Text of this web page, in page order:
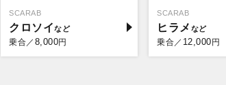
SCARAB
クロソイ
乗合／ 8,000円
SCARAB
ヒラメ
乗合／ 12,000円